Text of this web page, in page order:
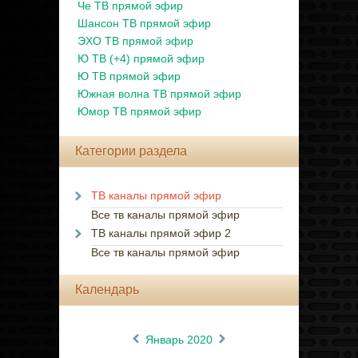
Че ТВ прямой эфир
Шансон ТВ прямой эфир
ЭХО ТВ прямой эфир
Ю ТВ (+4) прямой эфир
Ю ТВ прямой эфир
Южная волна ТВ прямой эфир
Юмор ТВ прямой эфир
Категории раздела
ТВ каналы прямой эфир
Все тв каналы прямой эфир
ТВ каналы прямой эфир 2
Все тв каналы прямой эфир
Календарь
Январь 2020